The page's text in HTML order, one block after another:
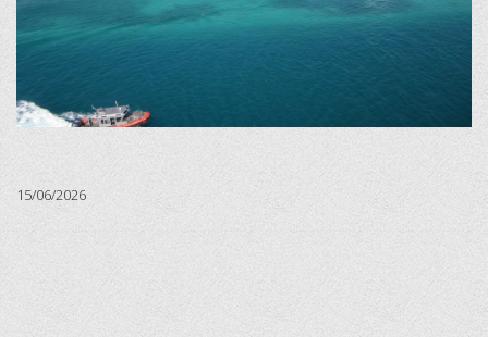
15/06/2026